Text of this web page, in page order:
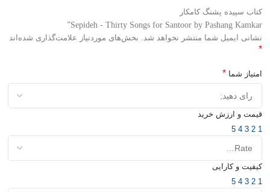
کتاب سپیده پشنگ کامکار
Sepideh - Thirty Songs for Santoor by Pashang Kamkar”
نشانی ایمیل شما منتشر نخواهد شد.
بخش‌های موردنیاز علامت‌گذاری شده‌اند
*
امتیاز شما *
قیمت و ارزش خرید
1
2
3
4
5
کیفیت و کارایی
1
2
3
4
5